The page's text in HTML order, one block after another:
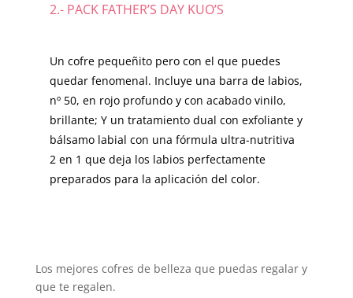
2.- PACK FATHER’S DAY KUO’S
Un cofre pequeñito pero con el que puedes
quedar fenomenal. Incluye una barra de labios,
nº 50, en rojo profundo y con acabado vinilo,
brillante; Y un tratamiento dual con exfoliante y
bálsamo labial con una fórmula ultra-nutritiva
2 en 1 que deja los labios perfectamente
preparados para la aplicación del color.
Los mejores cofres de belleza que puedas regalar y
que te regalen.